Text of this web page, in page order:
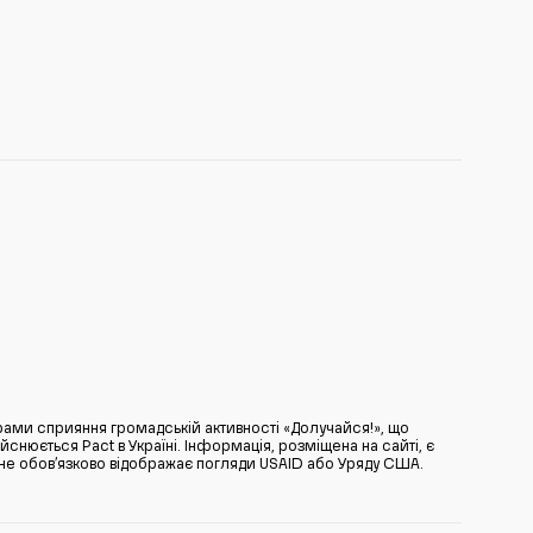
сприяння громадській активності «Долучайся!», що
Pact в Україні. Інформація, розміщена на сайті, є
обов’язково відображає погляди USAID або Уряду США.